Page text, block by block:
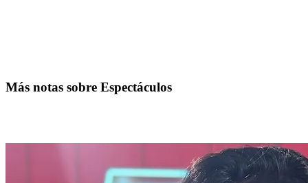
Más notas sobre Espectáculos